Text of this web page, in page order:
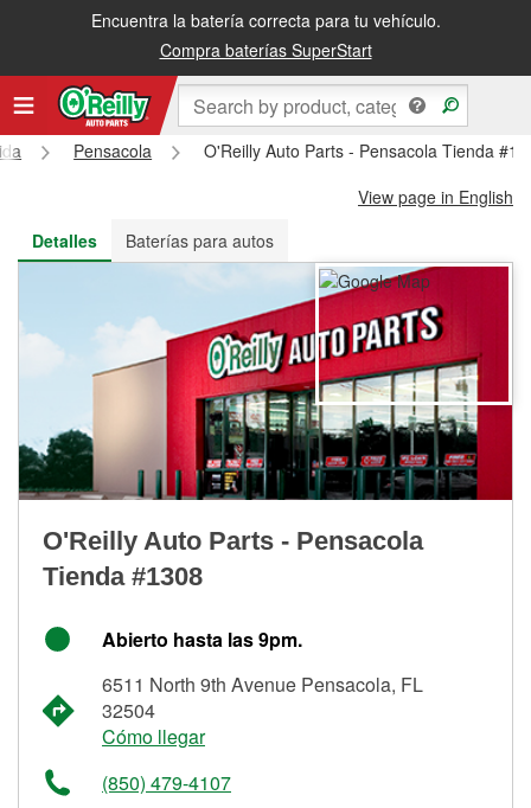
Encuentra la batería correcta para tu vehículo.
Compra baterías SuperStart
Recibe tu orden gratis al día siguiente o recógela en la tienda
Pensacola
O'Reilly Auto Parts - Pensacola Tienda
View page in English
Detalles
Baterías para autos
O'Reilly Auto Parts - Pensacola
Tienda #1308
Abierto hasta las 9pm.
6511 North 9th Avenue Pensacola, FL
32504
Cómo llegar
(850) 479-4107